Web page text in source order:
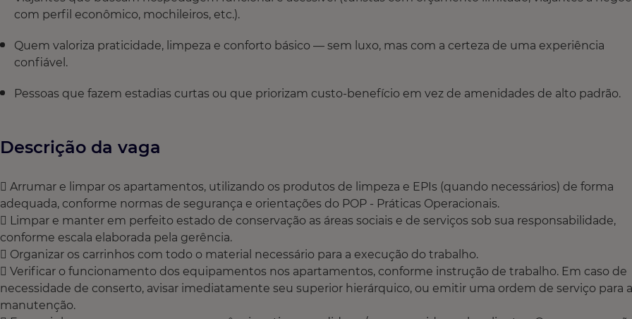
com perfil econômico, mochileiros, etc.).
Quem valoriza praticidade, limpeza e conforto básico — sem luxo, mas com a certeza de uma experiência
confiável.
Pessoas que fazem estadias curtas ou que priorizam custo-benefício em vez de amenidades de alto padrão.
Descrição da vaga
 Arrumar e limpar os apartamentos, utilizando os produtos de limpeza e EPIs (quando necessários) de forma
adequada, conforme normas de segurança e orientações do POP - Práticas Operacionais.
 Limpar e manter em perfeito estado de conservação as áreas sociais e de serviços sob sua responsabilidade,
conforme escala elaborada pela gerência.
 Organizar os carrinhos com todo o material necessário para a execução do trabalho.
 Verificar o funcionamento dos equipamentos nos apartamentos, conforme instrução de trabalho. Em caso de
necessidade de conserto, avisar imediatamente seu superior hierárquico, ou emitir uma ordem de serviço para a
manutenção.